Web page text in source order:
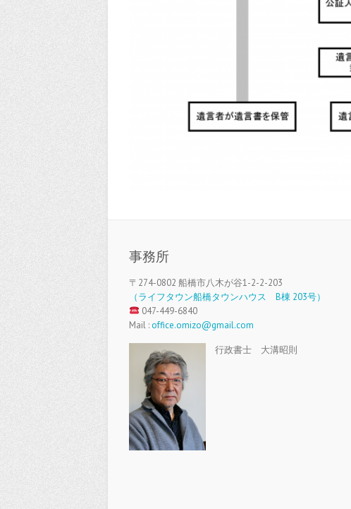
事務所
〒274-0802 船橋市八木が谷1-2-2-203
（ライフタウン船橋タウンハウス B棟 203号）
047-449-6840
Mail :office.omizo@gmail.com
行政書士 大溝昭則